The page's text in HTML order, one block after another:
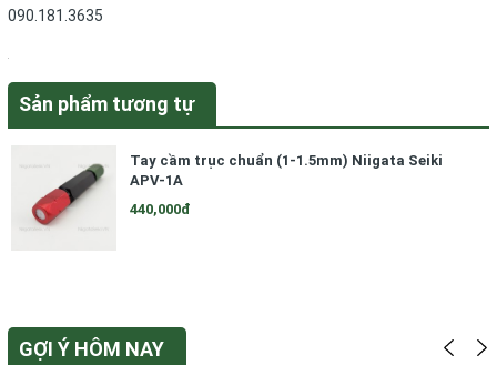
090.181.3635
Sản phẩm tương tự
Tay cầm trục chuẩn (1-1.5mm) Niigata Seiki
APV-1A
440,000đ
GỢI Ý HÔM NAY